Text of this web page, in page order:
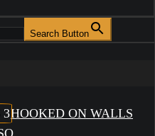
Search Button
HOOKED ON WALLS